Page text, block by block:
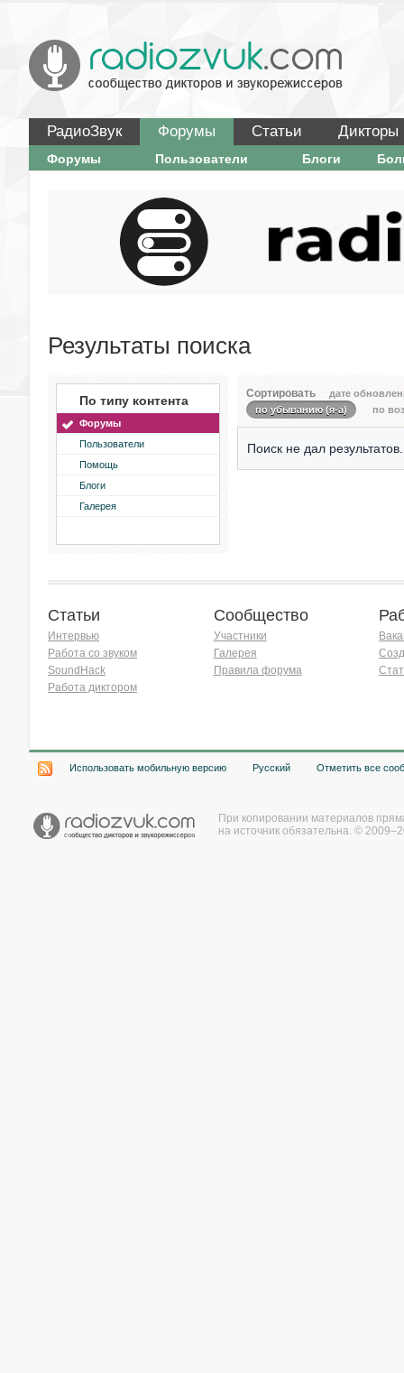
РадиоЗвук Форумы Статьи Дикторы
Форумы Пользователи Блоги
Результаты поиска
По типу контента
Форумы
Пользователи
Помощь
Блоги
Галерея
Сортировать
дате
по убыванию (я-а)
по
Поиск не дал результатов.
Статьи
Интервью
Работа со звуком
SoundHack
Работа диктором
Сообщество
Участники
Галерея
Правила форума
Использовать мобильную версию Русский Отметить все
При копировании материалов
на источник обязательна. ©